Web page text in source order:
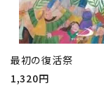
最初の復活祭
1,320円